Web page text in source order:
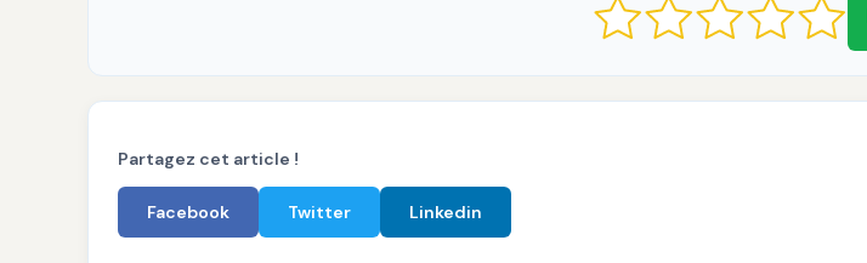
Partagez cet article !
Facebook Twitter Linkedin